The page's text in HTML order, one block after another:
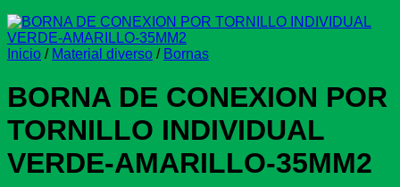
Inicio / Material diverso / Bornas
BORNA DE CONEXION POR
TORNILLO INDIVIDUAL
VERDE-AMARILLO-35MM2